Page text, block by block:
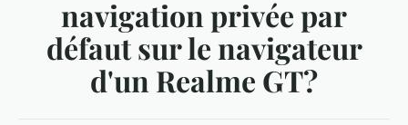
navigation privée par
défaut sur le navigateur
d'un Realme GT?